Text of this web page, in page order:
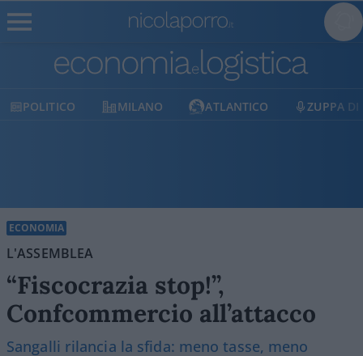
MILANO ATLANTICO ZUPPA DI PORRO
ECONOMIA
L'ASSEMBLEA
“Fiscocrazia stop!”,
Confcommercio all’attacco
Sangalli rilancia la sfida: meno tasse, meno